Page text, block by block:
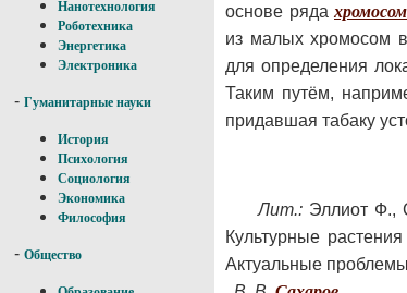
Нанотехнология
Роботехника
Энергетика
Электроника
- Гуманитарные науки
История
Психология
Социология
Экономика
Философия
- Общество
основе ряда
из малых хромосом
для определения
Таким путём,
придавшая табаку
Лит.: Эллиот Ф.,
Культурные
Актуальные